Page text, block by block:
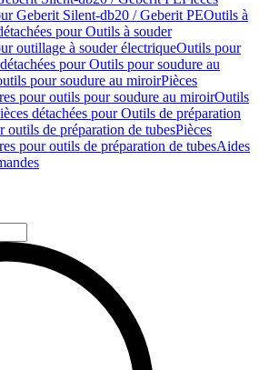
Geberit Silent-db20 / Geberit PEOutils à
pour Outils à souder
outillage à souder électriqueOutils pour
pour Outils pour soudure au
pour soudure au miroirPièces
pour outils pour soudure au miroirOutils
détachées pour Outils de préparation
outils de préparation de tubesPièces
pour outils de préparation de tubesAides